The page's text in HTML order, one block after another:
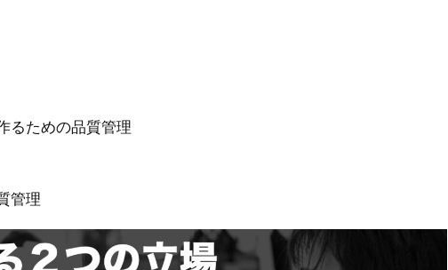
るための品質管理
管理